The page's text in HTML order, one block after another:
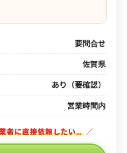
要問合せ
佐賀県
あり（要確認）
営業時間内
者に直接依頼したい… ／